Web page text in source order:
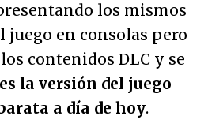
los mismos
juego en consolas pero
contenidos DLC y se
es la versión del juego
a día de hoy.